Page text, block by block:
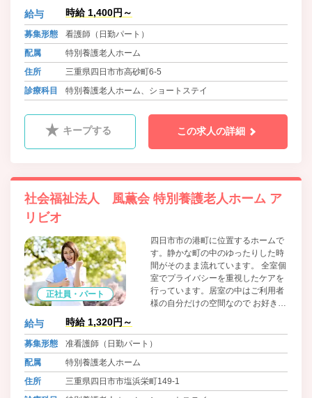
給与 時給 1,400円～
募集形態
看護師（日勤パート）
配属
特別養護老人ホーム
住所
三重県四日市市高砂町6-5
診療科目
特別養護老人ホーム、ショートステイ
キープする この求人の詳細
社会福祉法人 風薫会 特別養護老人ホーム ア
リビオ
正社員・パート
四日市市の港町に位置するホームで
す。静かな町の中のゆったりした時
間がそのまま流れています。 全室個
室でプライバシーを重視したケアを
行っています。居室の中はご利用者
様の自分だけの空間なので お好きな
給与 時給 1,320円～
募集形態
准看護師（日勤パート）
配属
特別養護老人ホーム
住所
三重県四日市市塩浜栄町149-1